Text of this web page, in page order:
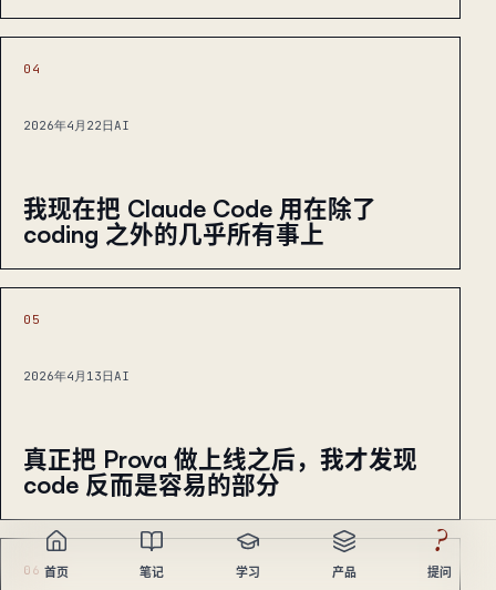
04
2026年4月22日AI
我现在把 Claude Code 用在除了
coding 之外的几乎所有事上
05
2026年4月13日AI
真正把 Prova 做上线之后，我才发现
code 反而是容易的部分
06 首页 笔记 学习 产品
?
提问